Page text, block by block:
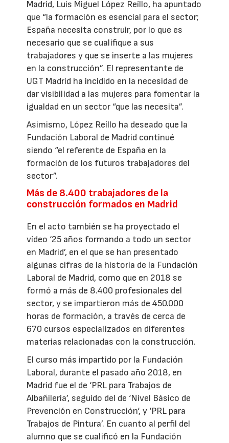
Madrid, Luis Miguel López Reíllo, ha apuntado
que “la formación es esencial para el sector;
España necesita construir, por lo que es
necesario que se cualifique a sus
trabajadores y que se inserte a las mujeres
en la construcción”. El representante de
UGT Madrid ha incidido en la necesidad de
dar visibilidad a las mujeres para fomentar la
igualdad en un sector “que las necesita”.
Asimismo, López Reíllo ha deseado que la
Fundación Laboral de Madrid continué
siendo “el referente de España en la
formación de los futuros trabajadores del
sector”.
Más de 8.400 trabajadores de la
construcción formados en Madrid
En el acto también se ha proyectado el
vídeo ‘25 años formando a todo un sector
en Madrid’, en el que se han presentado
algunas cifras de la historia de la Fundación
Laboral de Madrid, como que en 2018 se
formó a más de 8.400 profesionales del
sector, y se impartieron más de 450.000
horas de formación, a través de cerca de
670 cursos especializados en diferentes
materias relacionadas con la construcción.
El curso más impartido por la Fundación
Laboral, durante el pasado año 2018, en
Madrid fue el de ‘PRL para Trabajos de
Albañilería’, seguido del de ‘Nivel Básico de
Prevención en Construcción‘, y ‘PRL para
Trabajos de Pintura’. En cuanto al perfil del
alumno que se cualificó en la Fundación